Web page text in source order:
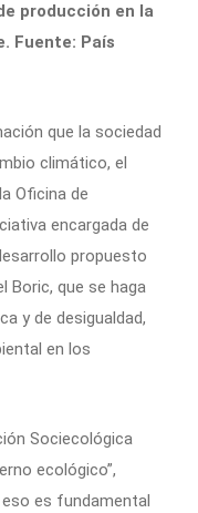
producción en la
Fuente: País
que la sociedad
climático, el
Oficina de
encargada de
propuesto
Boric, que se haga
y de desigualdad,
en los
Sociecológica
ecológico”,
eso es fundamental